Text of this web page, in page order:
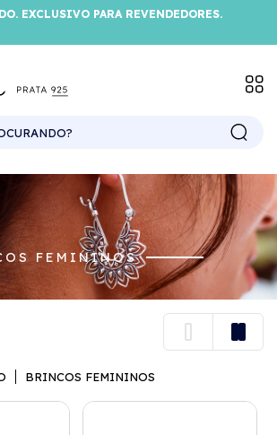
EXCLUSIVO PARA REVENDEDORES.
FEMININOS
BRINCOS FEMININOS